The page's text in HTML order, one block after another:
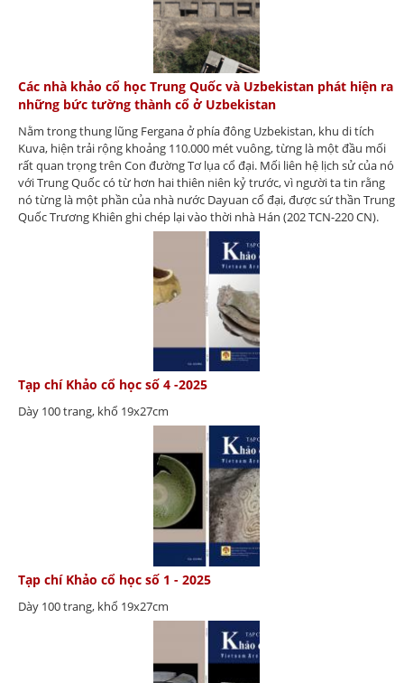
Các nhà khảo cổ học Trung Quốc và Uzbekistan phát hiện ra
những bức tường thành cổ ở Uzbekistan
Nằm trong thung lũng Fergana ở phía đông Uzbekistan, khu di tích
Kuva, hiện trải rộng khoảng 110.000 mét vuông, từng là một đầu mối
rất quan trọng trên Con đường Tơ lụa cổ đại. Mối liên hệ lịch sử của nó
với Trung Quốc có từ hơn hai thiên niên kỷ trước, vì người ta tin rằng
nó từng là một phần của nhà nước Dayuan cổ đại, được sứ thần Trung
Quốc Trương Khiên ghi chép lại vào thời nhà Hán (202 TCN-220 CN).
Tạp chí Khảo cổ học số 4 -2025
Dày 100 trang, khổ 19x27cm
Tạp chí Khảo cổ học số 1 - 2025
Dày 100 trang, khổ 19x27cm